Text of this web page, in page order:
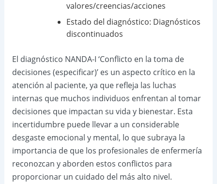
valores/creencias/acciones
Estado del diagnóstico: Diagnósticos
discontinuados
El diagnóstico NANDA-I ‘Conflicto en la toma de
decisiones (especificar)’ es un aspecto crítico en la
atención al paciente, ya que refleja las luchas
internas que muchos individuos enfrentan al tomar
decisiones que impactan su vida y bienestar. Esta
incertidumbre puede llevar a un considerable
desgaste emocional y mental, lo que subraya la
importancia de que los profesionales de enfermería
reconozcan y aborden estos conflictos para
proporcionar un cuidado del más alto nivel.